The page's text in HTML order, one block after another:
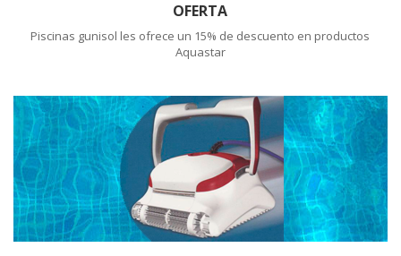
OFERTA
Piscinas gunisol les ofrece un 15% de descuento en productos
Aquastar